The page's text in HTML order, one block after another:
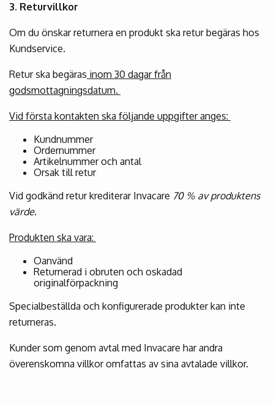
3. Returvillkor
Om du önskar returnera en produkt ska retur begäras hos
Kundservice.
Retur ska begäras inom 30 dagar från
godsmottagningsdatum.
Vid första kontakten ska följande uppgifter anges:
Kundnummer
Ordernummer
Artikelnummer och antal
Orsak till retur
Vid godkänd retur krediterar Invacare 70 % av produktens
värde.
Produkten ska vara:
Oanvänd
Returnerad i obruten och oskadad
originalförpackning
Specialbeställda och konfigurerade produkter kan inte
returneras.
Kunder som genom avtal med Invacare har andra
överenskomna villkor omfattas av sina avtalade villkor.